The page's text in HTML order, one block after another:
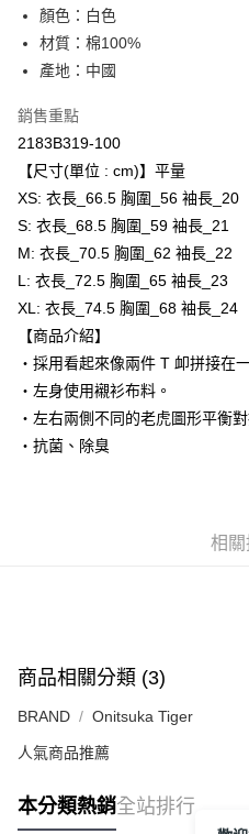
Apple Pay
ATM付款
運送方式
全家取貨付款
每筆NT$80，滿NT$6,000(含以上
付款後全家取貨
萊爾富取貨付款
每筆NT$80，滿NT$6,000(含以上)
付款後萊爾富取貨
每筆NT$80，滿NT$6,000(含以上
7-11取貨付款
每筆NT$80，滿NT$6,000(含以上)
顏色：白色
材質：棉100%
產地：中國
銷售重點
2183B319-100
【尺寸(單位 : cm)】平量
XS: 衣長_66.5 胸圍_56 袖長_20
S: 衣長_68.5 胸圍_59 袖長_21
M: 衣長_70.5 胸圍_62 袖長_22
L: 衣長_72.5 胸圍_65 袖長_23
XL: 衣長_74.5 胸圍_68 袖長_24
【商品介紹】
・採用看起來像兩件 T 卹拼接在
・左身使用襯衫布料。
・左右兩側不同的老虎圖形平衡對
・抗菌、除臭
相關
商品相關分類 (3)
BRAND Onitsuka Tiger
人氣商品推薦
本分類熱銷全站排行